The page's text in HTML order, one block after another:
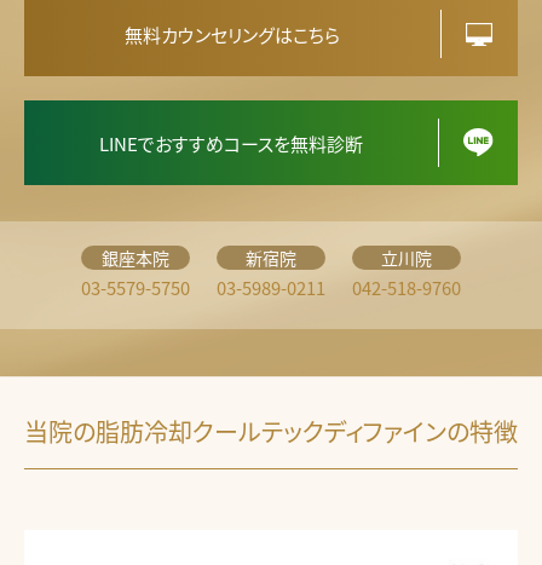
無料カウンセリングはこちら
LINEでおすすめコースを無料診断
銀座本院
03-5579-5750
新宿院
03-5989-0211
立川院
042-518-9760
当院の脂肪冷却クールテックディファインの特徴